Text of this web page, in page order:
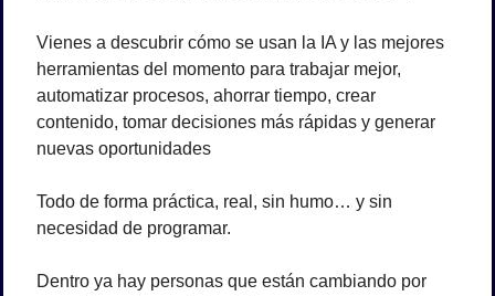
Vienes a descubrir cómo se usan la IA y las mejores
herramientas del momento para trabajar mejor,
automatizar procesos, ahorrar tiempo, crear
contenido, tomar decisiones más rápidas y generar
nuevas oportunidades
Todo de forma práctica, real, sin humo… y sin
necesidad de programar.
Dentro ya hay personas que están cambiando por